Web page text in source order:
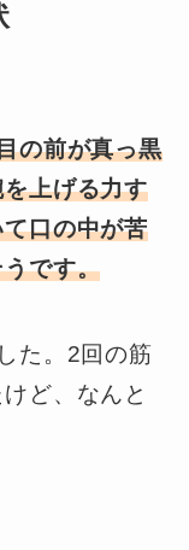
の前が真っ黒
上げる力す
口の中が苦
です。
た。2回の筋
ど、なんと